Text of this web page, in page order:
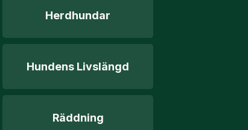
Herdhundar
Hundens Livslängd
Räddning